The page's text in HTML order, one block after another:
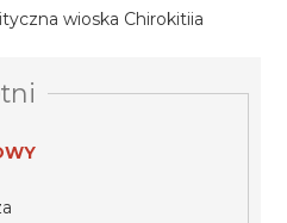
wioska Chirokitiia